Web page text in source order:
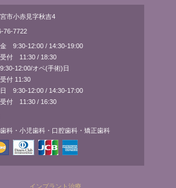
市小赤見字秋吉4
76-7722
金 9:30-12:00 / 14:30-19:00
付 11:30 / 18:30
12:00/オペ(手術)日
付 11:30
9:30-12:00 / 14:30-17:00
付 11:30 / 16:30
科・小児歯科・口腔歯科・矯正歯科
インプラント治療